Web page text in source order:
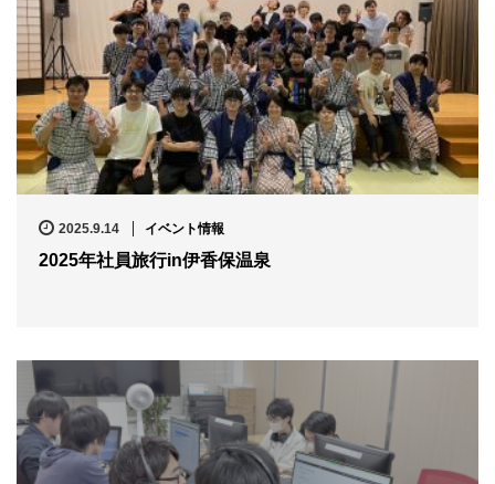
2025.9.14 イベント情報
2025年社員旅行in伊香保温泉